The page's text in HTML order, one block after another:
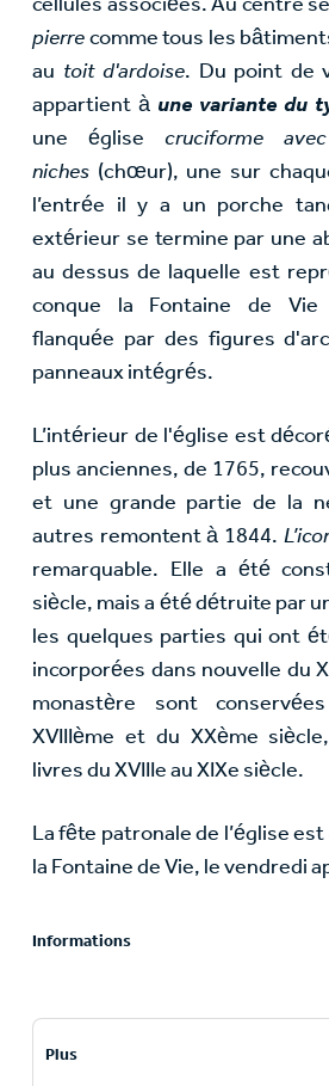
pierrecomme tous les
au toit d'ardoise. Du point de
appartient à une variante du
une église cruciforme
niches (chœur), une sur
l’entrée il y a un porche
extérieur se termine par une
au dessus de laquelle est
conque la Fontaine de Vie
flanquée par des figures
panneaux intégrés.
L’intérieur de l'église est
plus anciennes, de 1765,
et une grande partie de la
autres remontent à 1844.
remarquable. Elle a été
siècle, mais a été détruite par
les quelques parties qui ont
incorporées dans nouvelle du
monastère sont
XVIIIème et du XXème
livres du XVIIIe au XIXe siècle.
La fête patronale de l’église
la Fontaine de Vie, le vendredi
Informations
Plus